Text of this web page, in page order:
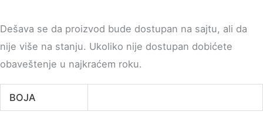
Dešava se da proizvod bude dostupan na sajtu, ali da
nije više na stanju. Ukoliko nije dostupan dobićete
obaveštenje u najkraćem roku.
BOJA